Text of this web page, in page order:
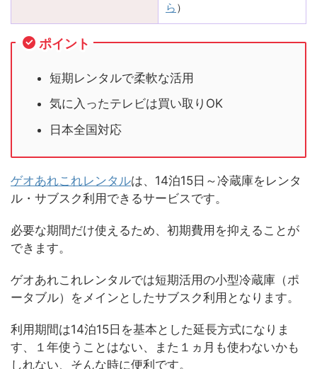
ら ）
ポイント
短期レンタルで柔軟な活用
気に入ったテレビは買い取りOK
日本全国対応
ゲオあれこれレンタルは、14泊15日～冷蔵庫をレンタ
ル・サブスク利用できるサービスです。
必要な期間だけ使えるため、初期費用を抑えることが
できます。
ゲオあれこれレンタルでは短期活用の小型冷蔵庫（ポ
ータブル）をメインとしたサブスク利用となります。
利用期間は14泊15日を基本とした延長方式になりま
す、１年使うことはない、また１ヵ月も使わないかも
しれない、そんな時に便利です。